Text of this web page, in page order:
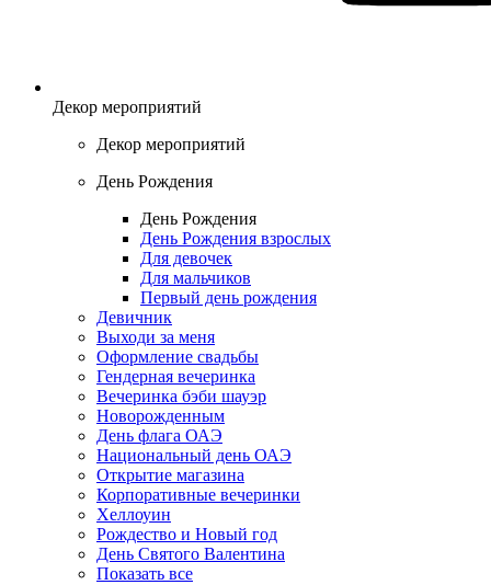
Декор мероприятий
Декор мероприятий
День Рождения
День Рождения
День Рождения взрослых
Для девочек
Для мальчиков
Первый день рождения
Девичник
Выходи за меня
Оформление свадьбы
Гендерная вечеринка
Вечеринка бэби шауэр
Новорожденным
День флага ОАЭ
Национальный день ОАЭ
Открытие магазина
Корпоративные вечеринки
Хеллоуин
Рождество и Новый год
День Святого Валентина
Показать все